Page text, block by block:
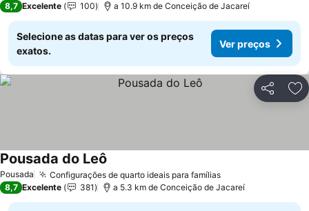
8,7 Excelente 100 a 10.9 km de Conceição de Jacareí
Selecione as datas para ver os preços
exatos.
Ver preços
Partilhar
Pousada Configurações de quarto ideais para famílias
Pousada do Leô
8,7 Excelente 381 a 5.3 km de Conceição de Jacareí